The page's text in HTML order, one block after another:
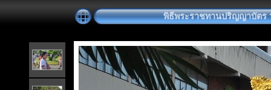
พิธีพระราชทานปริญญาบัตร